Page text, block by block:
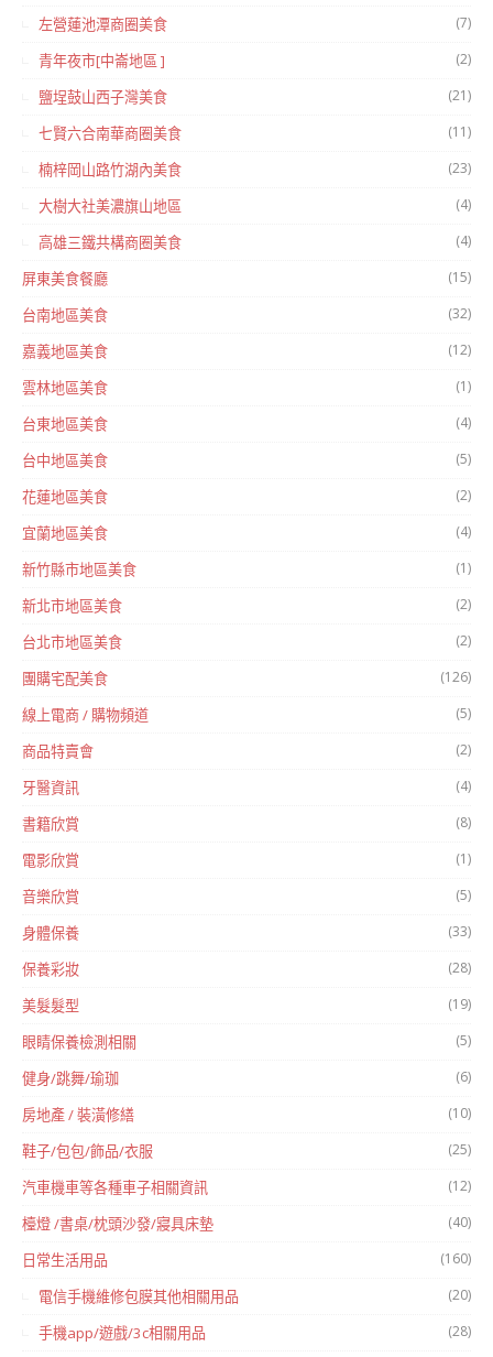
左營蓮池潭商圈美食 (7)
青年夜市[中崙地區 ] (2)
鹽埕鼓山西子灣美食 (21)
七賢六合南華商圈美食 (11)
楠梓岡山路竹湖內美食 (23)
大樹大社美濃旗山地區 (4)
高雄三鐵共構商圈美食 (4)
屏東美食餐廳 (15)
台南地區美食 (32)
嘉義地區美食 (12)
雲林地區美食 (1)
台東地區美食 (4)
台中地區美食 (5)
花蓮地區美食 (2)
宜蘭地區美食 (4)
新竹縣市地區美食 (1)
新北市地區美食 (2)
台北市地區美食 (2)
團購宅配美食 (126)
線上電商 / 購物頻道 (5)
商品特賣會 (2)
牙醫資訊 (4)
書籍欣賞 (8)
電影欣賞 (1)
音樂欣賞 (5)
身體保養 (33)
保養彩妝 (28)
美髮髮型 (19)
眼睛保養檢測相關 (5)
健身/跳舞/瑜珈 (6)
房地產 / 裝潢修繕 (10)
鞋子/包包/飾品/衣服 (25)
汽車機車等各種車子相關資訊 (12)
檯燈 /書桌/枕頭沙發/寢具床墊 (40)
日常生活用品 (160)
電信手機維修包膜其他相關用品 (20)
手機app/遊戲/3c相關用品 (28)